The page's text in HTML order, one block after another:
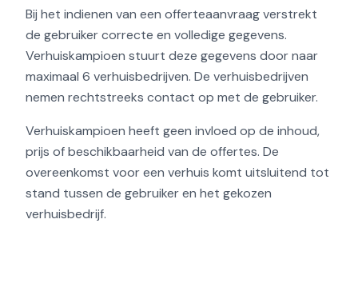
Bij het indienen van een offerteaanvraag verstrekt
de gebruiker correcte en volledige gegevens.
Verhuiskampioen stuurt deze gegevens door naar
maximaal 6 verhuisbedrijven. De verhuisbedrijven
nemen rechtstreeks contact op met de gebruiker.
Verhuiskampioen heeft geen invloed op de inhoud,
prijs of beschikbaarheid van de offertes. De
overeenkomst voor een verhuis komt uitsluitend tot
stand tussen de gebruiker en het gekozen
verhuisbedrijf.